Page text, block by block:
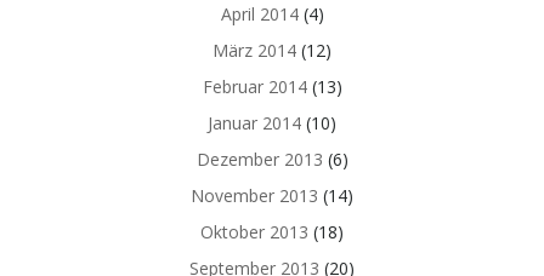
April 2014(4)
März 2014 (12)
Februar 2014(13)
Januar 2014 (10)
Dezember 2013 (6)
November 2013 (14)
Oktober 2013 (18)
September 2013 (20)